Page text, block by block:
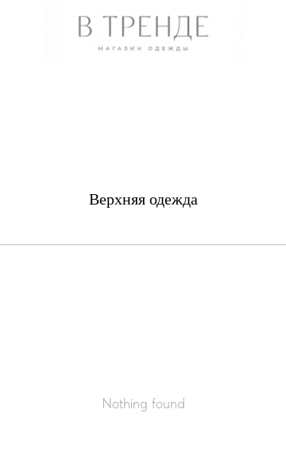
Верхняя одежда
Nothing found